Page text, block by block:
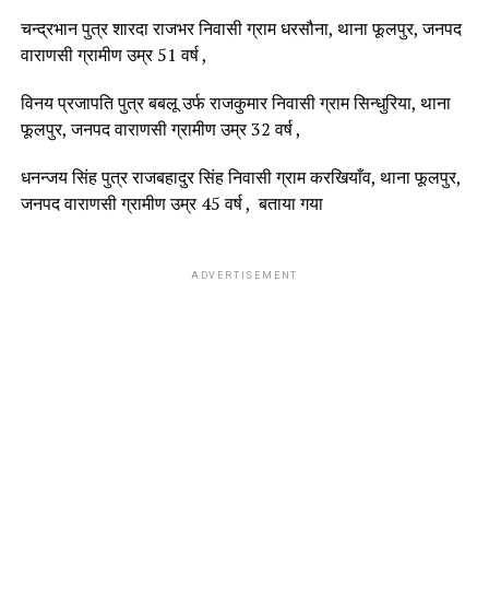
चन्द्रभान पुत्र शारदा राजभर निवासी ग्राम धरसौना, थाना फूलपुर, जनपद
वाराणसी ग्रामीण उम्र 51 वर्ष ,
विनय प्रजापति पुत्र बबलू उर्फ राजकुमार निवासी ग्राम सिन्धुरिया, थाना
फूलपुर, जनपद वाराणसी ग्रामीण उम्र 32 वर्ष ,
धनन्जय सिंह पुत्र राजबहादुर सिंह निवासी ग्राम करखियाँव, थाना फूलपुर,
जनपद वाराणसी ग्रामीण उम्र 45 वर्ष , बताया गया
ADVERTISEMENT